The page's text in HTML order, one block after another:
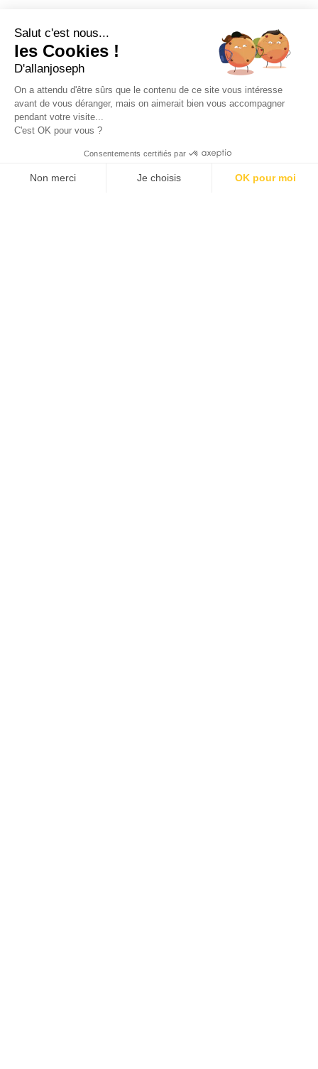
Provence-Alpes-Côte d'Azur.
Salut c'est nous...
les Cookies !
D'allanjoseph
On a attendu d'être sûrs que le contenu de ce site vous intéresse
avant de vous déranger, mais on aimerait bien vous accompagner
pendant votre visite...
C'est OK pour vous ?
Consentements certifiés par
Non merci Je choisis OK pour moi